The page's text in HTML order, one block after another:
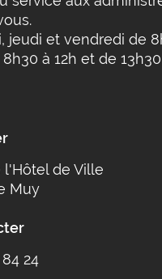
jeudi et vendredi de
à 12h et de
l'Hôtel de Ville
Muy
24